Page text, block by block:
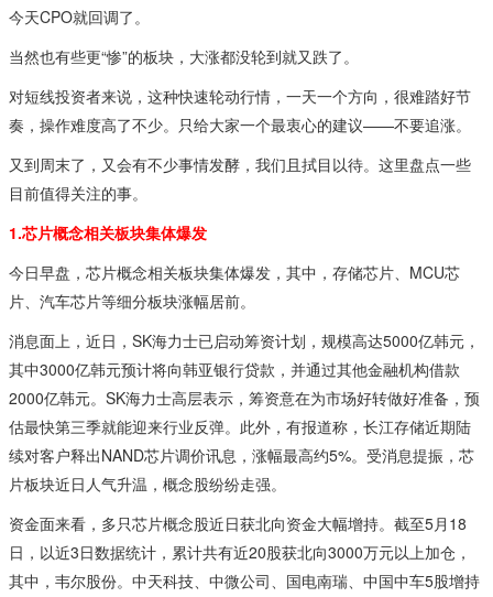
今天CPO就回调了。
当然也有些更“惨”的板块，大涨都没轮到就又跌了。
对短线投资者来说，这种快速轮动行情，一天一个方向，很难踏好节
奏，操作难度高了不少。只给大家一个最衷心的建议——不要追涨。
又到周末了，又会有不少事情发酵，我们且拭目以待。这里盘点一些
目前值得关注的事。
1.芯片概念相关板块集体爆发
今日早盘，芯片概念相关板块集体爆发，其中，存储芯片、MCU芯
片、汽车芯片等细分板块涨幅居前。
消息面上，近日，SK海力士已启动筹资计划，规模高达5000亿韩元，
其中3000亿韩元预计将向韩亚银行贷款，并通过其他金融机构借款
2000亿韩元。SK海力士高层表示，筹资意在为市场好转做好准备，预
估最快第三季就能迎来行业反弹。此外，有报道称，长江存储近期陆
续对客户释出NAND芯片调价讯息，涨幅最高约5%。受消息提振，芯
片板块近日人气升温，概念股纷纷走强。
资金面来看，多只芯片概念股近日获北向资金大幅增持。截至5月18
日，以近3日数据统计，累计共有近20股获北向3000万元以上加仓，
其中，韦尔股份。中天科技、中微公司、国电南瑞、中国中车5股增持